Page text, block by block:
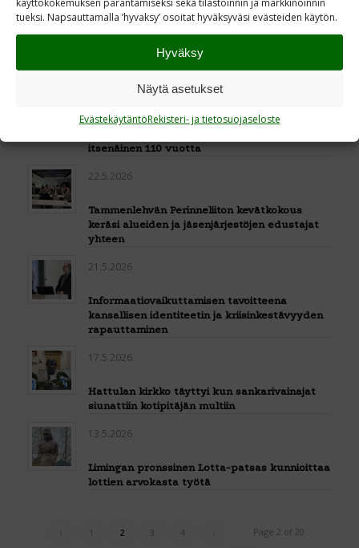
käyttökokemuksen parantamiseksi sekä tilastoinnin ja markkinoinnin
tueksi. Napsauttamalla ’hyvaksy’ osoitat hyväksyväsi evästeiden käytön.
Hyväksy
Näytä asetukset
EvästekäytäntöRekisteri- ja tietosuojaseloste
26.5.2026
Opintomatka Suomen sotiin ja Upinniemen
Rannikkoprikaatiin
itsenäinen 110 vuotta
22.5.2026
Tammenlehvän Perinneliiton kevätkokous
keräsi alueiden ja jäsenjärjestöjen edustajat
yhteen
21.5.2026
Informaatiovaikuttamisen tavoitteena
kansallisen identiteetin ja kriisinkestävyyden
rapauttaminen
17.5.2026
Hattulan kirkko täyttyi kun sankarivainajat
siunattiin kotipitäjän multiin
13.5.2026
Limingan pronssinen Lotta-patsas kunnioittaa
lottien arvokasta työtä
Page 2 of 20
‹ 1 2 3 4 ›